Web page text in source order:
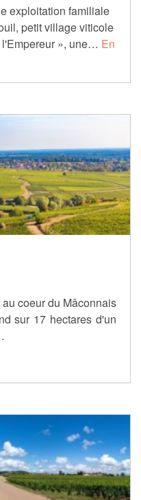
exploitation familiale
petit village viticole
», une… En
coeur du Mâconnais
sur 17 hectares d'un